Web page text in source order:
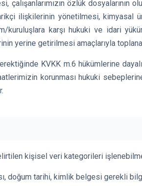
çalışanlarımızın özlük
ilişkilerinin yönetilmesi,
karşı hukuki ve idari
yerine getirilmesi amaçlarıyla
KVKK m.6 hükümlerine
korunması hukuki
kişisel veri kategorileri
doğum tarihi, kimlik belgesi gerekli